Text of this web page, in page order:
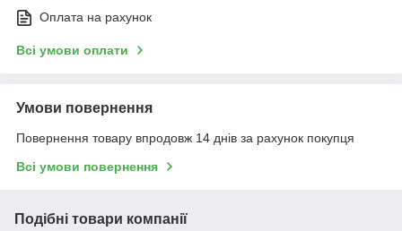
Оплата на рахунок
Всі умови оплати
Умови повернення
Повернення товару впродовж 14 днів за рахунок покупця
Всі умови повернення
Подібні товари компанії